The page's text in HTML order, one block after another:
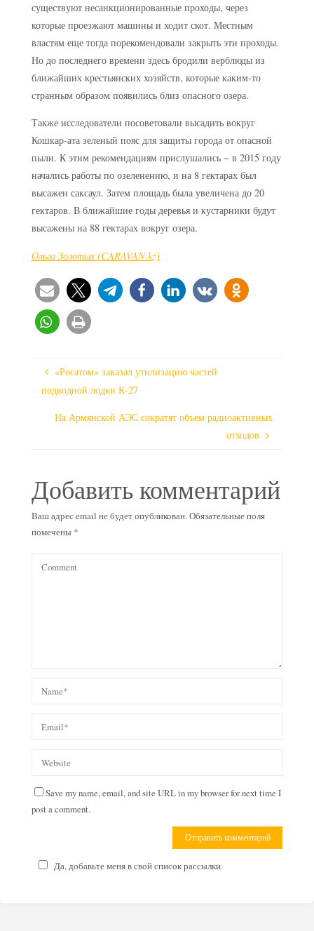
существуют несанкционированные проходы, через
которые проезжают машины и ходит скот. Местным
властям еще тогда порекомендовали закрыть эти проходы.
Но до последнего времени здесь бродили верблюды из
ближайших крестьянских хозяйств, которые каким-то
странным образом появились близ опасного озера.
Также исследователи посоветовали высадить вокруг
Кошкар-ата зеленый пояс для защиты города от опасной
пыли. К этим рекомендациям прислушались − в 2015 году
начались работы по озеленению, и на 8 гектарах был
высажен саксаул. Затем площадь была увеличена до 20
гектаров. В ближайшие годы деревья и кустарники будут
высажены на 88 гектарах вокруг озера.
Ольга Золотых (CARAVAN.kz)
«Росатом» заказал утилизацию частей
подводной лодки К-27
На Армянской АЭС сократят объем радиоактивных
отходов
Добавить комментарий
Ваш адрес email не будет опубликован. Обязательные поля
помечены *
Save my name, email, and site URL in my browser for next time I
post a comment.
Да, добавьте меня в свой список рассылки.